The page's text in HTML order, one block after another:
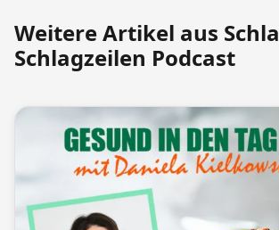
Weitere Artikel aus
Schlagzeilen Podcast